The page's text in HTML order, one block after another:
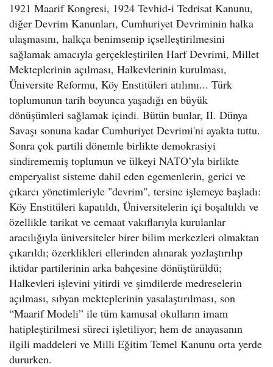
1921 Maarif Kongresi, 1924 Tevhid-i Tedrisat Kanunu,
diğer Devrim Kanunları, Cumhuriyet Devriminin halka
ulaşmasını, halkça benimsenip içselleştirilmesini
sağlamak amacıyla gerçekleştirilen Harf Devrimi, Millet
Mekteplerinin açılması, Halkevlerinin kurulması,
Üniversite Reformu, Köy Enstitüleri atılımı... Türk
toplumunun tarih boyunca yaşadığı en büyük
dönüşümleri sağlamak içindi. Bütün bunlar, II. Dünya
Savaşı sonuna kadar Cumhuriyet Devrimi'ni ayakta tuttu.
Sonra çok partili dönemle birlikte demokrasiyi
sindirememiş toplumun ve ülkeyi NATO’yla birlikte
emperyalist sisteme dahil eden egemenlerin, gerici ve
çıkarcı yönetimleriyle "devrim", tersine işlemeye başladı:
Köy Enstitüleri kapatıldı, Üniversitelerin içi boşaltıldı ve
özellikle tarikat ve cemaat vakıflarıyla kurulanlar
aracılığıyla üniversiteler birer bilim merkezleri olmaktan
çıkarıldı; özerklikleri ellerinden alınarak yozlaştırılıp
iktidar partilerinin arka bahçesine dönüştürüldü;
Halkevleri işlevini yitirdi ve şimdilerde medreselerin
açılması, sıbyan mekteplerinin yasalaştırılması, son
“Maarif Modeli” ile tüm kamusal okulların imam
hatipleştirilmesi süreci işletiliyor; hem de anayasanın
ilgili maddeleri ve Milli Eğitim Temel Kanunu orta yerde
dururken.